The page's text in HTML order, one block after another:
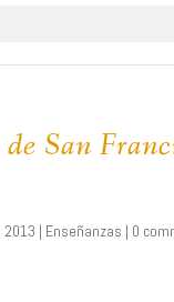
San
2013 | Enseñanzas | 0